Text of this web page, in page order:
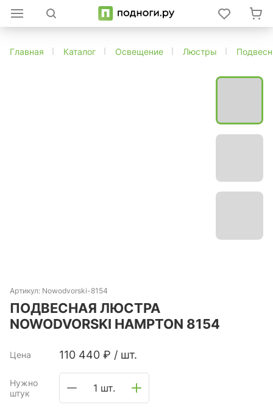
Главная Каталог Освещение Люстры
Артикул: Nowodvorski-8154
ПОДВЕСНАЯ ЛЮСТРА
NOWODVORSKI HAMPTON 8154
Цена 110 440 ₽ / шт.
Нужно
штук
1 шт.